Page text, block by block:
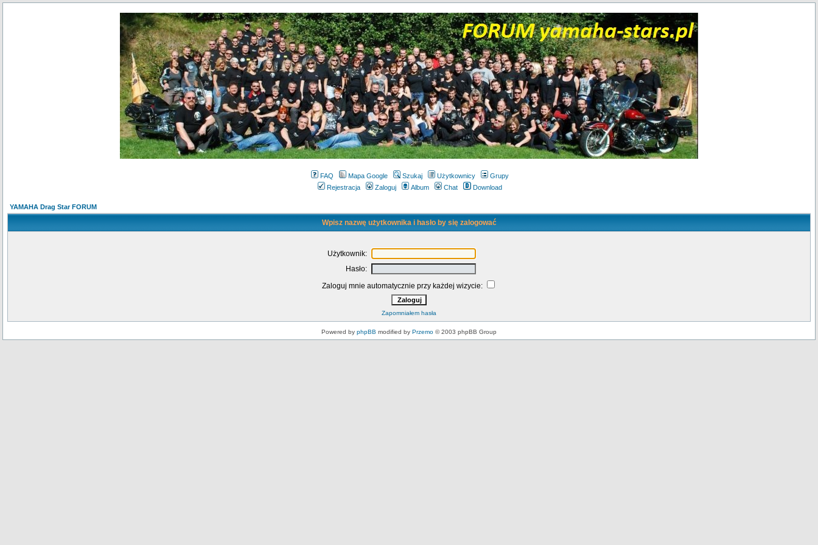
FAQ Mapa Google Szukaj Użytkownicy
Grupy
Rejestracja
Zaloguj Album Chat Download
YAMAHA Drag Star FORUM
Wpisz nazwę użytkownika i hasło by się zalogować
Użytkownik:
Hasło:
Zaloguj mnie automatycznie przy każdej wizycie:
Zapomniałem hasła
Powered by phpBB modified by Przemo © 2003 phpBB Group